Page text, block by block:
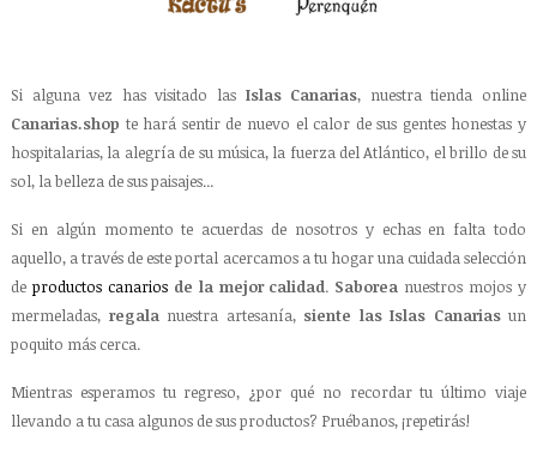
Si alguna vez has visitado las Islas Canarias, nuestra tienda online
Canarias.shop te hará sentir de nuevo el calor de sus gentes honestas y
hospitalarias, la alegría de su música, la fuerza del Atlántico, el brillo de su
sol, la belleza de sus paisajes...
Si en algún momento te acuerdas de nosotros y echas en falta todo
aquello, a través de este portal acercamos a tu hogar una cuidada selección
de productos canariosde la mejor calidad. Saborea nuestros mojos y
mermeladas, regalanuestra artesanía, siente las Islas Canariasun
poquito más cerca.
Mientras esperamos tu regreso, ¿por qué no recordar tu último viaje
llevando a tu casa algunos de sus productos? Pruébanos, ¡repetirás!